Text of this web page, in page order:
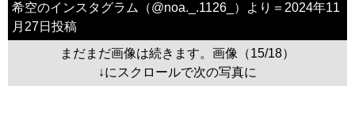
希空のインスタグラム（@noa._.1126_）より＝2024年11
月27日投稿
まだまだ画像は続きます。画像（15/18）
↓にスクロールで次の写真に